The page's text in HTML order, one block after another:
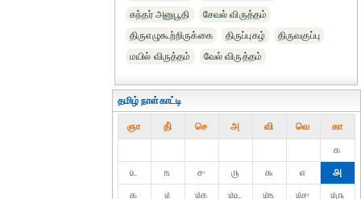
கந்தர் அனுபூதி
சேவல் விருத்தம்
திருஎழுகூற்றிருக்கை
திருப்புகழ்
திருவகுப்பு
மயில் விருத்தம்
வேல் விருத்தம்
தமிழ் நாள்காட்டி
ஞா தி் செ அ வி வெ கா
௧
௨
௩ ௪ ௫ ௬ ௭
௮
௯
௰ ௰௧ ௰௨ ௰௩ ௰௪ ௰௫